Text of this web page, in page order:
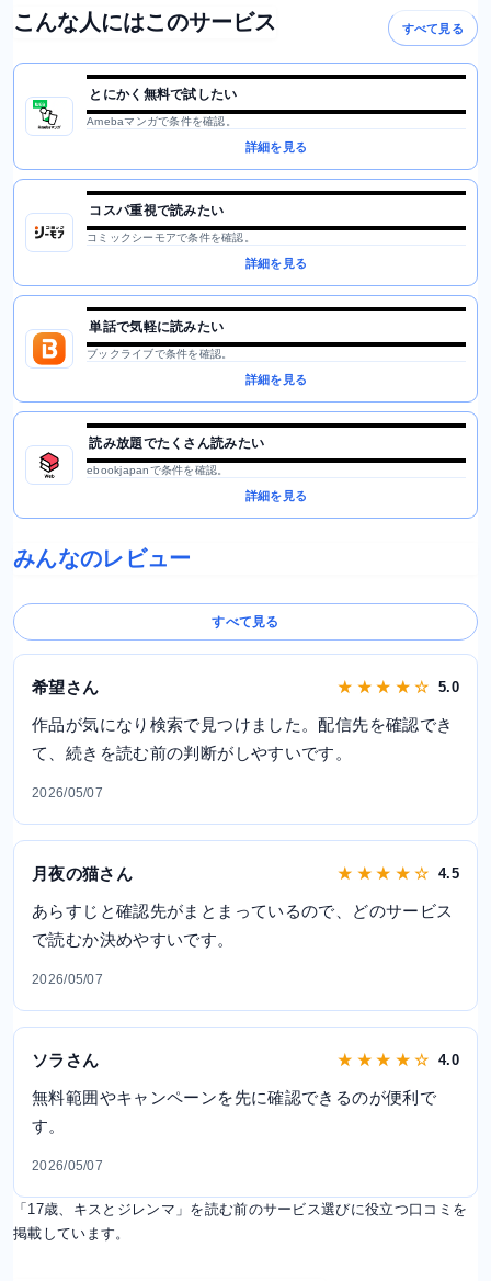
こんな人にはこのサービス すべて見る
とにかく無料で試したい
Amebaマンガで条件を確認。
詳細を見る
コスパ重視で読みたい
コミックシーモアで条件を確認。
詳細を見る
単話で気軽に読みたい
ブックライブで条件を確認。
詳細を見る
読み放題でたくさん読みたい
ebookjapanで条件を確認。
詳細を見る
みんなのレビュー
すべて見る
希望さん ★ ★ ★ ★ ☆ 5.0
作品が気になり検索で見つけました。配信先を確認でき
て、続きを読む前の判断がしやすいです。
2026/05/07
月夜の猫さん ★ ★ ★ ★ ☆ 4.5
あらすじと確認先がまとまっているので、どのサービス
で読むか決めやすいです。
2026/05/07
ソラさん ★ ★ ★ ★ ☆ 4.0
無料範囲やキャンペーンを先に確認できるのが便利で
す。
2026/05/07
「17歳、キスとジレンマ」を読む前のサービス選びに役立つ口コミを
掲載しています。